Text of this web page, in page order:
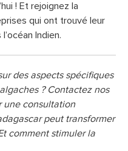
! Et rejoignez la
qui ont trouvé leur
Indien.
des aspects spécifiques
? Contactez nos
une consultation
peut transformer
comment stimuler la